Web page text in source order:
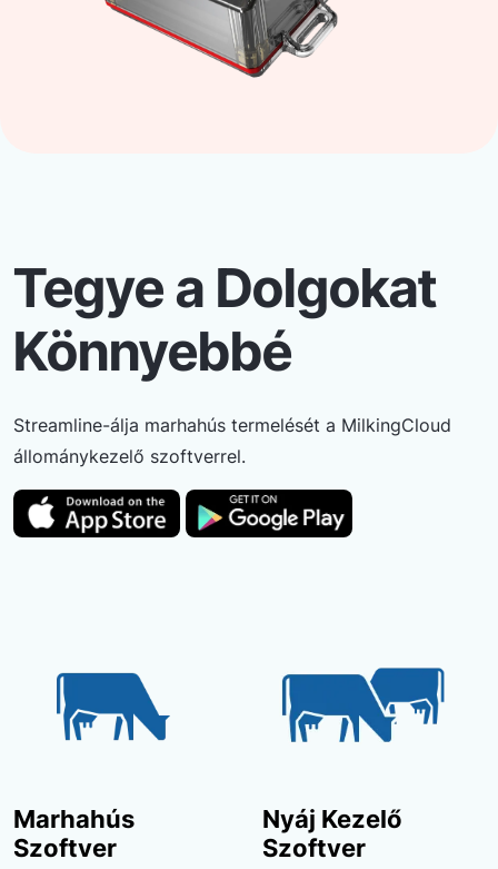
Tegye a Dolgokat
Könnyebbé
Streamline-álja marhahús termelését a MilkingCloud
állománykezelő szoftverrel.
Marhahús
Szoftver
Nyáj Kezelő
Szoftver